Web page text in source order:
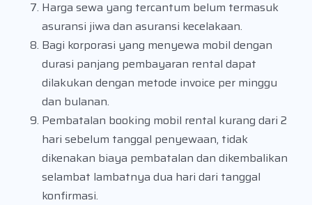
Harga sewa yang tercantum belum termasuk
asuransi jiwa dan asuransi kecelakaan.
Bagi korporasi yang menyewa mobil dengan
durasi panjang pembayaran rental dapat
dilakukan dengan metode invoice per minggu
dan bulanan.
Pembatalan booking mobil rental kurang dari 2
hari sebelum tanggal penyewaan, tidak
dikenakan biaya pembatalan dan dikembalikan
selambat lambatnya dua hari dari tanggal
konfirmasi.